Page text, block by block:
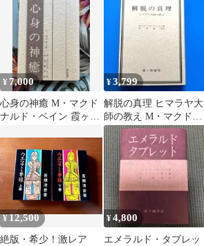
夫 / 筑摩書房
¥ 7,000
心身の神癒 M・マクド
ナルド・ベイン 霞ヶ関
¥3,799
解脱の真理 ヒマラヤ大
師の教え M・マクドナ
ルド・ベイン 霞ヶ関書
房
¥12,500
絶版・希少！激レア
¥4,800
エメラルド・タブレッ